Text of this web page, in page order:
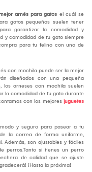
arnés para gatos el cuál se
gatos pequeños suelen tener
garantizar la comodidad y
y comodidad de tu gato siempre
para tu felino con uno de
con mochila puede ser la mejor
diseñados con una pequeña
los arneses con mochila suelen
la comodidad de tu gato durante
con los mejores juguetes
y seguro para pasear a tu
la correa de forma uniforme,
Además, son ajustables y fáciles
perros.Tanto si tienes un perro
de calidad que se ajuste
¡Hasta la próxima!